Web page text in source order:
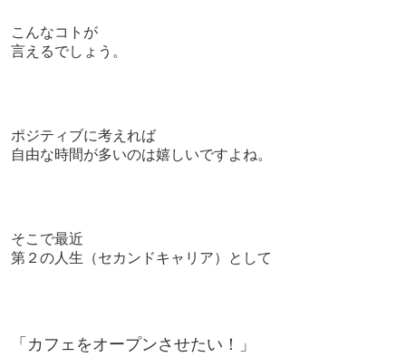
こんなコトが
言えるでしょう。
ポジティブに考えれば
自由な時間が多いのは嬉しいですよね。
そこで最近
第２の人生（セカンドキャリア）として
「カフェをオープンさせたい！」